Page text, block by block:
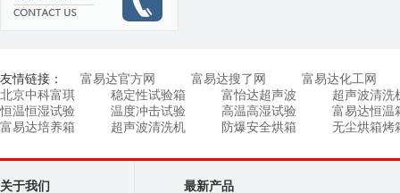
友情链接： 富易达官方网 富易达搜了网
富易达化工网
北京中科富琪
稳定性试验箱 富怡达超声波
超声波清洗
恒温恒湿试验
温度冲击试验 高温高湿试验
富易达恒温
富易达培养箱
超声波清洗机 防爆安全烘箱 无尘烘箱烤
关于我们
最新产品